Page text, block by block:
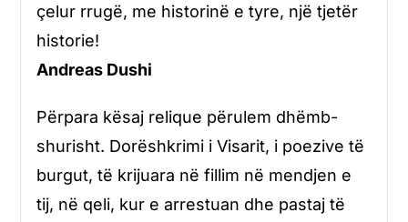
çelur rrugë, me historinë e tyre, një tjetër
historie!
Andreas Dushi
Përpara kësaj relique përulem dhëmb-
shurisht. Dorëshkrimi i Visarit, i poezive të
burgut, të krijuara në fillim në mendjen e
tij, në qeli, kur e arrestuan dhe pastaj të